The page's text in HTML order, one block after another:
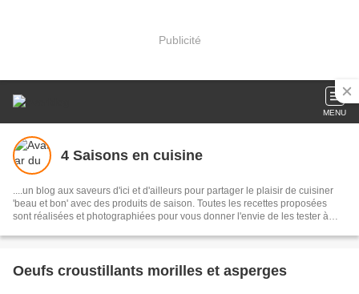
Publicité
MENU
4 Saisons en cuisine
....un blog aux saveurs d'ici et d'ailleurs pour partager le plaisir de cuisiner
'beau et bon' avec des produits de saison. Toutes les recettes proposées
sont réalisées et photographiées pour vous donner l'envie de les tester à
Oeufs croustillants morilles et asperges